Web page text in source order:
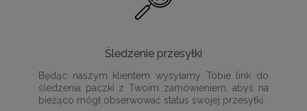
Śledzenie przesyłki
Będąc naszym klientem wysyłamy Tobie link do
śledzenia paczki z Twoim zamówieniem, abyś na
bieżąco mógł obserwować status swojej przesyłki.